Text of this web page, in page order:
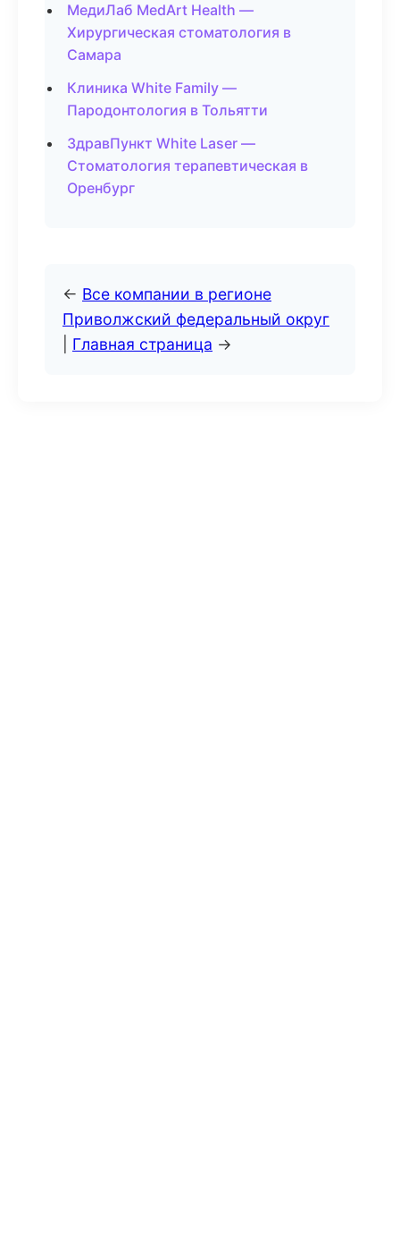
МедиЛаб MedArt Health —
Хирургическая стоматология в
Самара
Клиника White Family —
Пародонтология в Тольятти
ЗдравПункт White Laser —
Стоматология терапевтическая в
Оренбург
← Все компании в регионе
Приволжский федеральный округ
Главная страница →